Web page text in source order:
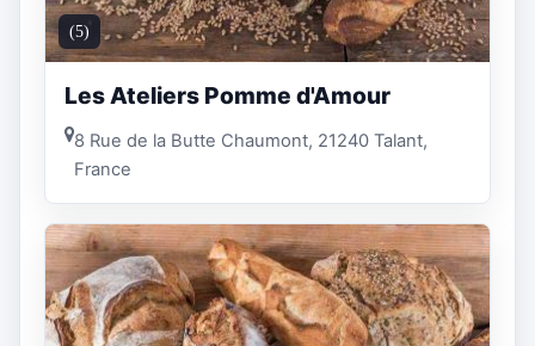
(5)
Les Ateliers Pomme d'Amour
8 Rue de la Butte Chaumont, 21240 Talant,
France